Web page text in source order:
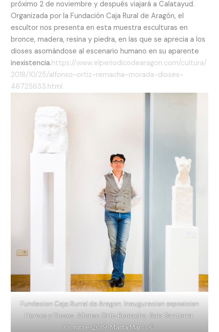
próximo 2 de noviembre y después viajará a Calatayud.
Organizada por la Fundación Caja Rural de Aragón, el
escultor nos presenta en esta muestra esculturas en
bronce, madera, resina y piedra, en las que se aprecia a los
dioses asomándose al escenario humano en su aparente
inexistencia.https://www.elperiodicodearagon.com/cultura/
2018/10/25/alfonso-ortiz-remacha-morada-dioses-
46725633.html
Fundacion Caja Rurral de Aragon. Inauguracion exposicion
Heroes y Dioses. Alfonso Ortiz Remacha. Sala Bantierra.
Octubre. 2019. Marta Marco©.